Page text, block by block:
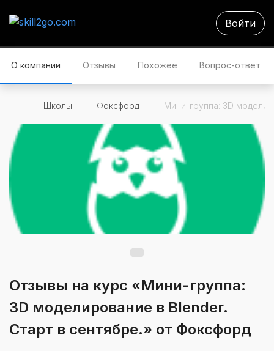
Войти
О компании Отзывы Похожее Вопрос-ответ
Школы Фоксфорд Мини-группа: 3D
Отзывы на курс «Мини-группа:
3D моделирование в Blender.
Старт в сентябре.» от Фоксфорд